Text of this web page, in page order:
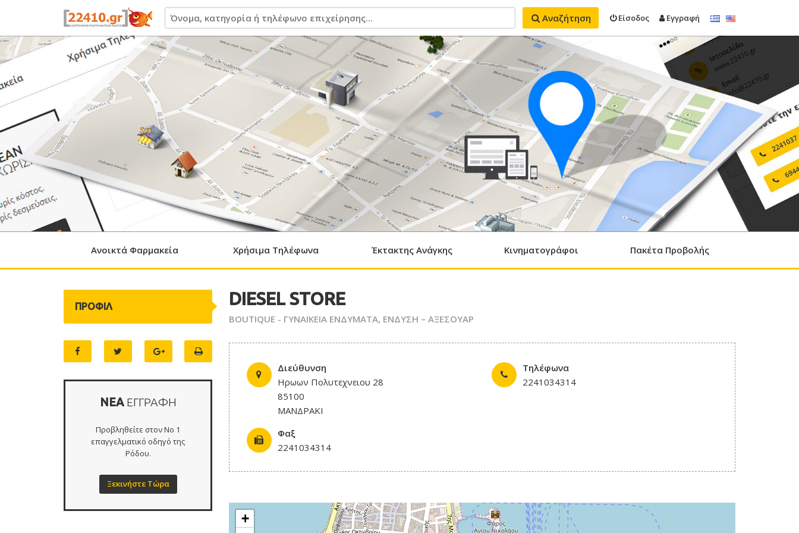
22410.gr
Εγγραφή
Είσοδος
Αναζήτηση
Ανοικτά Φαρμακεία Χρήσιμα Τηλέφωνα Έκτακτης Ανάγκης Κινηματογράφοι Πακέτα Προβολής
DIESEL STORE
BOUTIQUE - ΓΥΝΑΙΚΕΙΑ ΕΝΔΥΜΑΤΑ, ΕΝΔΥΣΗ – ΑΞΕΣΟΥΑΡ
Διεύθυνση
Ηρωων Πολυτεχνειου 28
85100
ΜΑΝΔΡΑΚΙ
Τηλέφωνα
2241034314
Φαξ
2241034314
+
ΠΡΟΦΙΛ
ΝΕΑ ΕΓΓΡΑΦΗ
Προβληθείτε στον Νο 1
επαγγελματικό οδηγό της
Ρόδου.
Ξεκινήστε Τώρα